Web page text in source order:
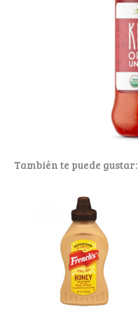
También te puede gustar: